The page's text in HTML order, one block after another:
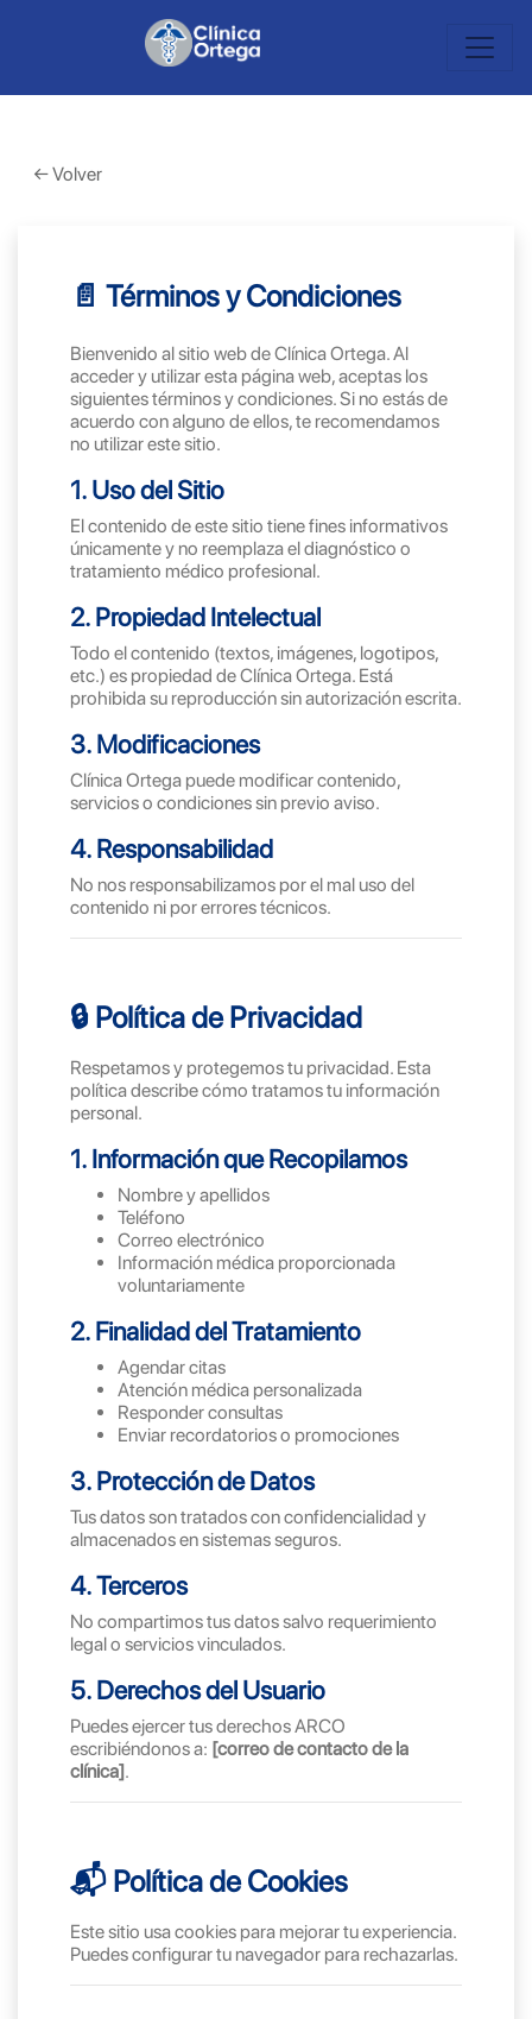
← Volver
📄 Términos y Condiciones
Bienvenido al sitio web de Clínica Ortega. Al
acceder y utilizar esta página web, aceptas los
siguientes términos y condiciones. Si no estás de
acuerdo con alguno de ellos, te recomendamos
no utilizar este sitio.
1. Uso del Sitio
El contenido de este sitio tiene fines informativos
únicamente y no reemplaza el diagnóstico o
tratamiento médico profesional.
2. Propiedad Intelectual
Todo el contenido (textos, imágenes, logotipos,
etc.) es propiedad de Clínica Ortega. Está
prohibida su reproducción sin autorización escrita.
3. Modificaciones
Clínica Ortega puede modificar contenido,
servicios o condiciones sin previo aviso.
4. Responsabilidad
No nos responsabilizamos por el mal uso del
contenido ni por errores técnicos.
🔒 Política de Privacidad
Respetamos y protegemos tu privacidad. Esta
política describe cómo tratamos tu información
personal.
1. Información que Recopilamos
Nombre y apellidos
Teléfono
Correo electrónico
Información médica proporcionada
voluntariamente
2. Finalidad del Tratamiento
Agendar citas
Atención médica personalizada
Responder consultas
Enviar recordatorios o promociones
3. Protección de Datos
Tus datos son tratados con confidencialidad y
almacenados en sistemas seguros.
4. Terceros
No compartimos tus datos salvo requerimiento
legal o servicios vinculados.
5. Derechos del Usuario
Puedes ejercer tus derechos ARCO
escribiéndonos a: [correo de contacto de la
clínica].
📬 Política de Cookies
Este sitio usa cookies para mejorar tu experiencia.
Puedes configurar tu navegador para rechazarlas.